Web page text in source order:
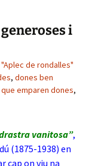
i
"Aplec de rondalles"
, dones ben
emparen dones,
vanitosa”,
(1875-1938) en
cap on viu na